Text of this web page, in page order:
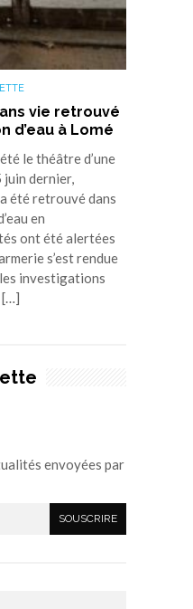
vie retrouvé
d’eau à Lomé
le théâtre d’une
juin dernier,
été retrouvé dans
en
ont été alertées
s’est rendue
investigations
[…]
envoyées par